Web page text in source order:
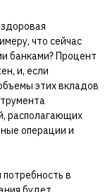
что сейчас
банками? Процент
и, если
этих вкладов
располагающих
операции и
в